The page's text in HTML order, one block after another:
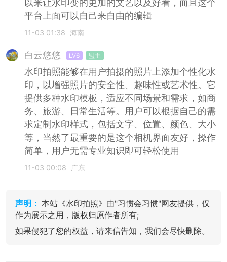
以来让水印变的更加的文艺以及好看，而且这个
平台上面可以自己来自由的编辑
11-03 01:38 海南
白云悠悠 LV6 盟主
水印拍照能够在用户拍摄的照片上添加个性化水
印，以增强照片的安全性、趣味性或艺术性。它
提供多种水印模板，适应不同场景和需求，如商
务、旅游、日常生活等。用户可以根据自己的需
求定制水印样式，包括文字、位置、颜色、大小
等，当然了最重要的是这个相机界面友好，操作
简单，用户无需专业知识即可轻松使用
11-03 00:08 广东
声明： 本站《水印拍照》由"习惯会习惯"网友提供，仅
作为展示之用，版权归原作者所有;
如果侵犯了您的权益，请来信告知，我们会尽快删除。